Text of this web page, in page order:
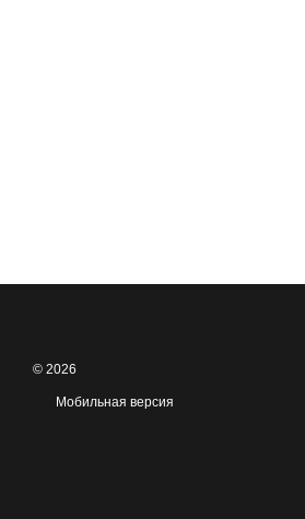
© 2026
Мобильная версия